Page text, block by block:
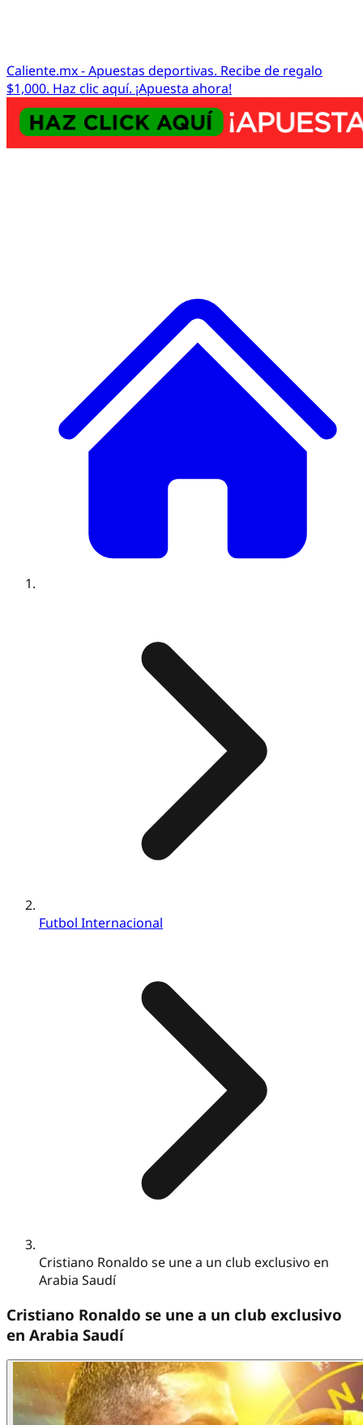
Caliente.mx - Apuestas deportivas. Recibe de regalo
$1,000. Haz clic aquí. ¡Apuesta ahora!
Futbol Internacional
Cristiano Ronaldo se une a un club exclusivo en
Arabia Saudí
Cristiano Ronaldo se une a un club exclusivo
en Arabia Saudí